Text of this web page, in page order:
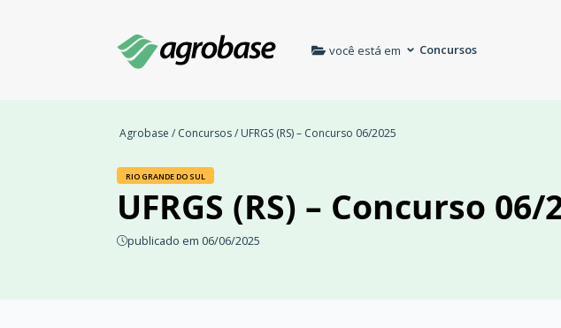
você está em Concursos
Agrobase / Concursos/ UFRGS (RS) – Concurso 06/2025
RIO GRANDE DO SUL
UFRGS (RS) – Concurso 06/
publicado em 06/06/2025